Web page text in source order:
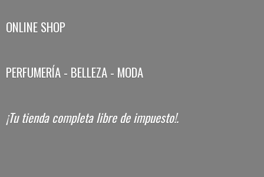
ONLINE SHOP
PERFUMERÍA - BELLEZA - MODA
¡Tu tienda completa librede impuesto!.